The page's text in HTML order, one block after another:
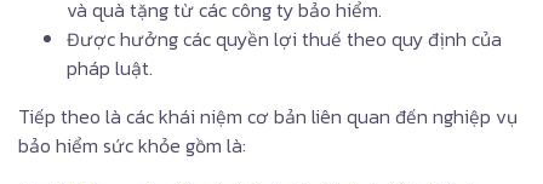
và quà tặng từ các công ty bảo hiểm.
Được hưởng các quyền lợi thuế theo quy định của
pháp luật.
Tiếp theo là các khái niệm cơ bản liên quan đến nghiệp vụ
bảo hiểm sức khỏe gồm là: